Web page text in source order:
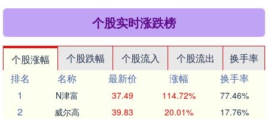
个股实时涨跌榜
个股涨幅 个股跌幅 个股流入 个股流出
换手率
排名
名称 最新价 涨幅
换手率
1
N津富 37.49 114.72% 77.46%
2 威尔高 39.83 20.01% 17.76%